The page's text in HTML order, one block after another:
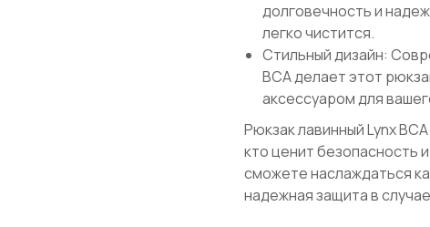
долговечность и
легко чистится.
Стильный дизайн:
BCA делает этот
аксессуаром для
Рюкзак лавинный Lynx
кто ценит безопасность
сможете наслаждаться
надежная защита в